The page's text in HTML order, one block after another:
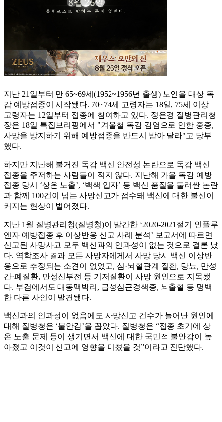
지난 21일부터 만 65~69세(1952~1956년 출생) 노인을 대상 독
감 예방접종이 시작됐다. 70~74세 고령자는 18일, 75세 이상
고령자는 12일부터 접종에 참여하고 있다. 정은경 질병관리청
장은 18일 특집브리핑에서 "겨울철 독감 감염으로 인한 중증,
사망을 방지하기 위해 예방접종을 반드시 받아 달라"고 당부
했다.
하지만 지난해 불거진 독감 백신 안전성 논란으로 독감 백신
접종을 주저하는 사람들이 적지 않다. 지난해 가을 독감 예방
접종 당시 ‘상온 노출’, ‘백색 입자’ 등 백신 품질을 둘러싼 논란
과 함께 100건이 넘는 사망신고가 접수돼 백신에 대한 불신이
커지는 현상이 벌어졌다.
지난 1월 질병관리청(질병청)이 발간한 ‘2020-2021절기 인플루
엔자 예방접종 후 이상반응 신고 사례 분석’ 보고서에 따르면
신고된 사망사고 모두 백신과의 인과성이 없는 것으로 결론 났
다. 역학조사 결과 모든 사망자에게서 사망 당시 백신 이상반
응으로 추정되는 소견이 없었고, 심·뇌혈관계 질환, 당뇨, 만성
간·폐질환, 만성신부전 등 기저질환이 사망 원인으로 지목됐
다. 부검에서도 대동맥박리, 급성심근경색증, 뇌출혈 등 명백
한 다른 사인이 발견됐다.
백신과의 인과성이 없음에도 사망신고 건수가 늘어난 원인에
대해 질병청은 ‘불안감’을 꼽았다. 질병청은 “접종 초기에 상
온 노출 문제 등이 생기면서 백신에 대한 국민적 불안감이 높
아졌고 이것이 신고에 영향을 미쳤을 것”이라고 진단했다.